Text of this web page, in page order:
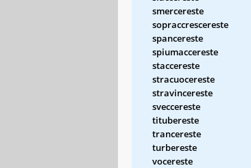
smercereste
sopraccrescereste
spancereste
spiumaccereste
staccereste
stracuocereste
stravincereste
sveccereste
titubereste
trancereste
turbereste
vocereste